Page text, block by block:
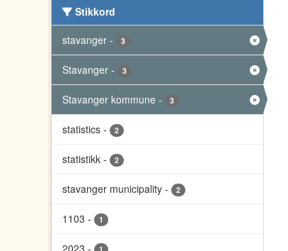
Stikkord
stavanger - 3
Stavanger - 3
Stavanger kommune - 3
statistics - 2
statistikk - 2
stavanger municipality - 2
1103 - 1
2023 -